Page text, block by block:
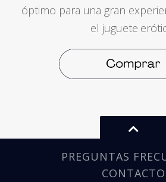
óptimo para una gran
el juguete
PREGUNTAS
CONTACTO